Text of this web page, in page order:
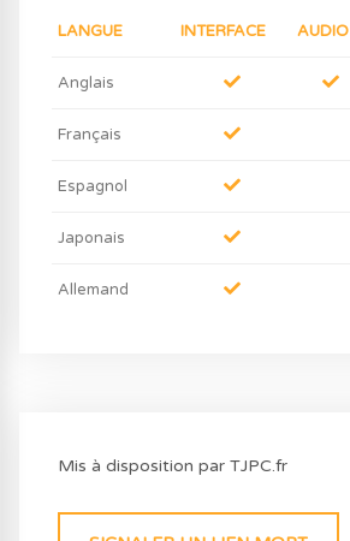
LANGUE INTERFACE AUDIO
Anglais
Français
Espagnol
Japonais
Allemand
Mis à disposition par TJPC.fr